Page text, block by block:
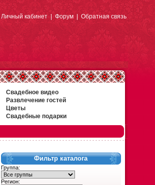
Личный кабинет|Форум| Обратная связь
Свадебное видео
Развлечение гостей
Цветы
Свадебные подарки
Фильтр каталога
Группа:
Регион: